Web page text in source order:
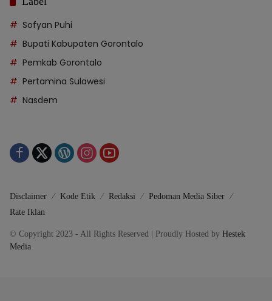
Sofyan Puhi
Bupati Kabupaten Gorontalo
Pemkab Gorontalo
Pertamina Sulawesi
Nasdem
Disclaimer Kode Etik Redaksi
Pedoman Media Siber
Rate Iklan
© Copyright 2023 - All Rights Reserved | Proudly Hosted by Hestek
Media